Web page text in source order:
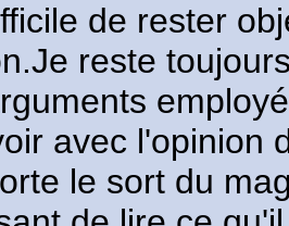
de rester
reste
avec l'opinion
le sort du